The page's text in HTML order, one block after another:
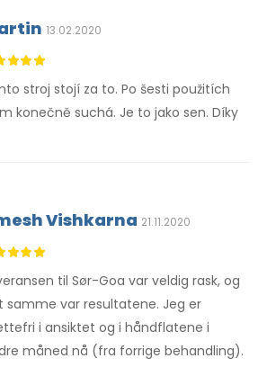
13.02.2020
stroj stojí za to. Po šesti použitích
konečně suchá. Je to jako sen. Díky
Vishkarna 21.11.2020
til Sør-Goa var veldig rask, og
samme var resultatene. Jeg er
i ansiktet og i håndflatene i
måned nå (fra forrige behandling).